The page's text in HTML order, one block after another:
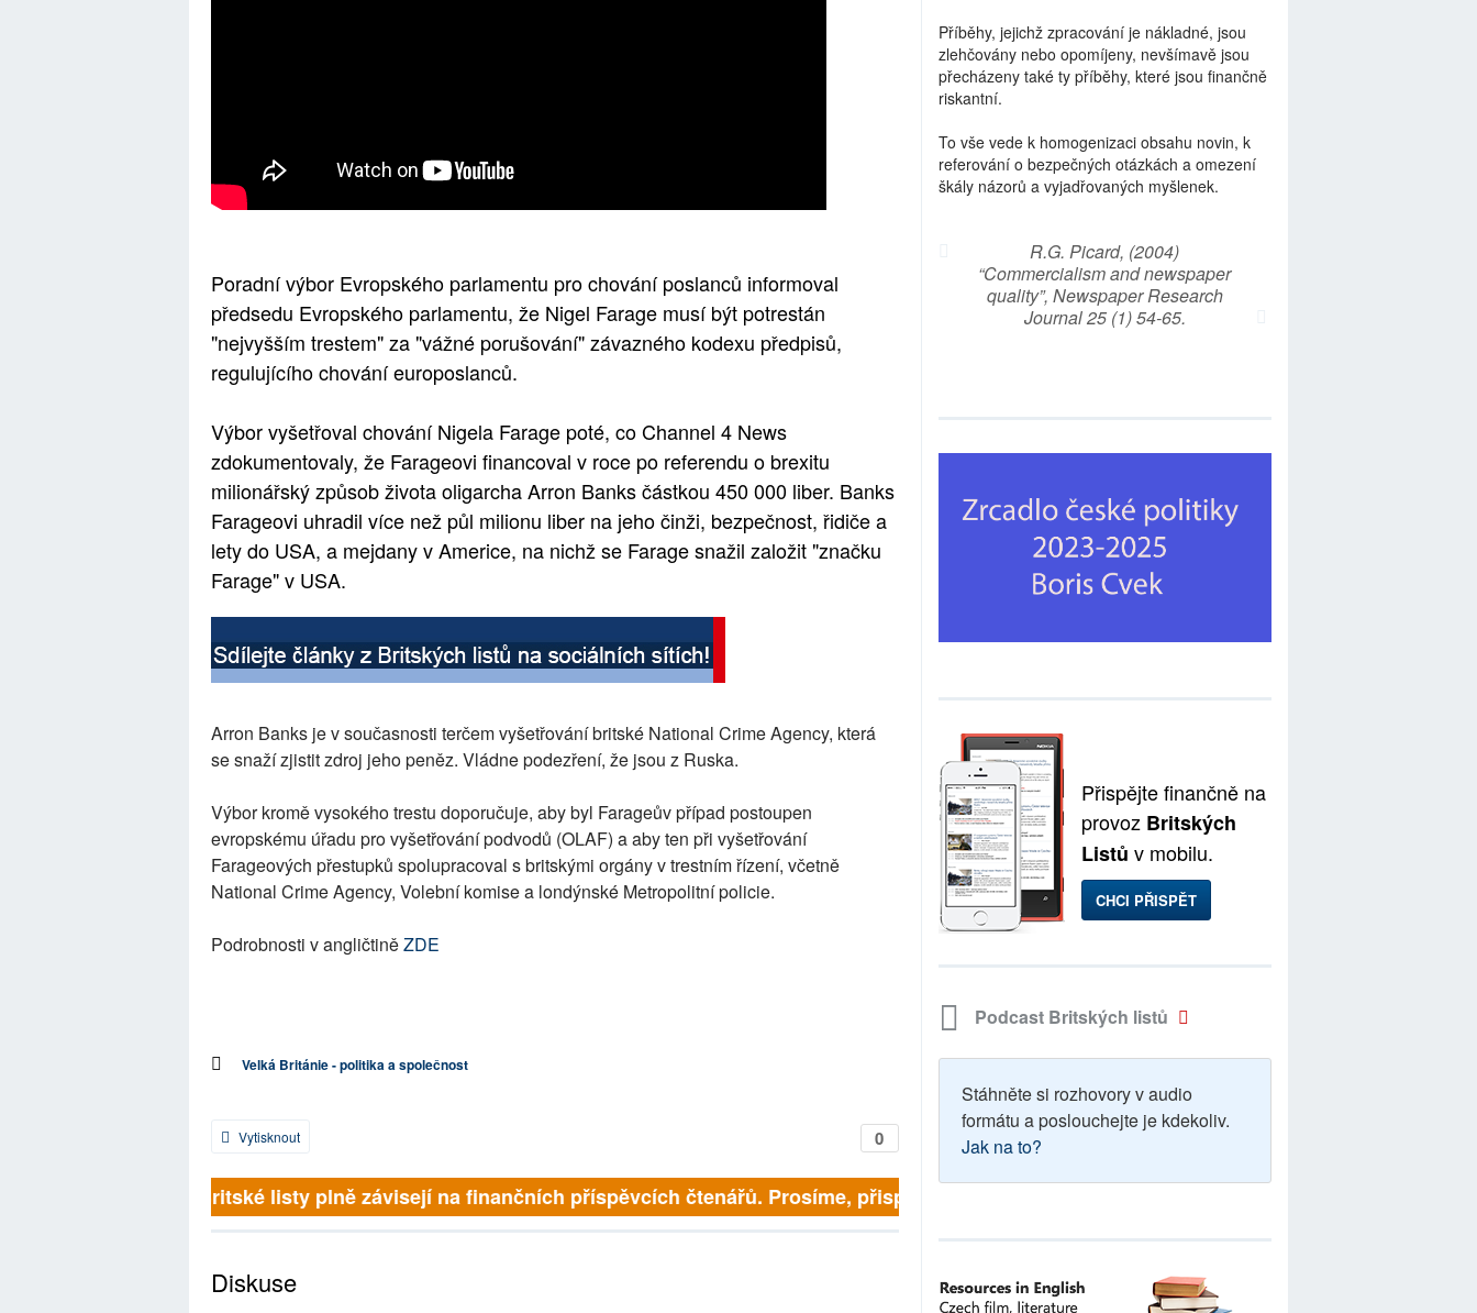
Poradní výbor Evropského parlamentu pro chování poslanců informoval
předsedu Evropského parlamentu, že Nigel Farage musí být potrestán
"nejvyšším trestem" za "vážné porušování" závazného kodexu předpisů,
regulujícího chování europoslanců.
Výbor vyšetřoval chování Nigela Farage poté, co Channel 4 News
zdokumentovaly, že Farageovi financoval v roce po referendu o brexitu
milionářský způsob života oligarcha Arron Banks částkou 450 000 liber. Banks
Farageovi uhradil více než půl milionu liber na jeho činži, bezpečnost, řidiče a
lety do USA, a mejdany v Americe, na nichž se Farage snažil založit "značku
Farage" v USA.
Arron Banks je v současnosti terčem vyšetřování britské National Crime Agency, která
se snaží zjistit zdroj jeho peněz. Vládne podezření, že jsou z Ruska.
Výbor kromě vysokého trestu doporučuje, aby byl Farageův případ postoupen
evropskému úřadu pro vyšetřování podvodů (OLAF) a aby ten při vyšetřování
Farageových přestupků spolupracoval s britskými orgány v trestním řízení, včetně
National Crime Agency, Volební komise a londýnské Metropolitní policie.
Podrobnosti v angličtiněZDE
Velká Británie - politika a společnost
0
Vytisknout
Britské listy plně závisejí na finančních příspěvcích čtenářů. Prosíme, přispějte. ➥
Diskuse
Příběhy, jejichž zpracování je nákladné, jsou
zlehčovány nebo opomíjeny, nevšímavě jsou
přecházeny také ty příběhy, které jsou finančně
riskantní.
To vše vede k homogenizaci obsahu novin, k
referování o bezpečných otázkách a omezení
škály názorů a vyjadřovaných myšlenek.
R.G. Picard, (2004)
“Commercialism and newspaper
quality”, Newspaper Research
Journal 25 (1) 54-65.
Přispějte finančně na
provoz Britských
Listů v mobilu.
CHCI PŘISPĚT
Podcast Britských listů
Stáhněte si rozhovory v audio
formátu a poslouchejte je kdekoliv.
Jak na to?